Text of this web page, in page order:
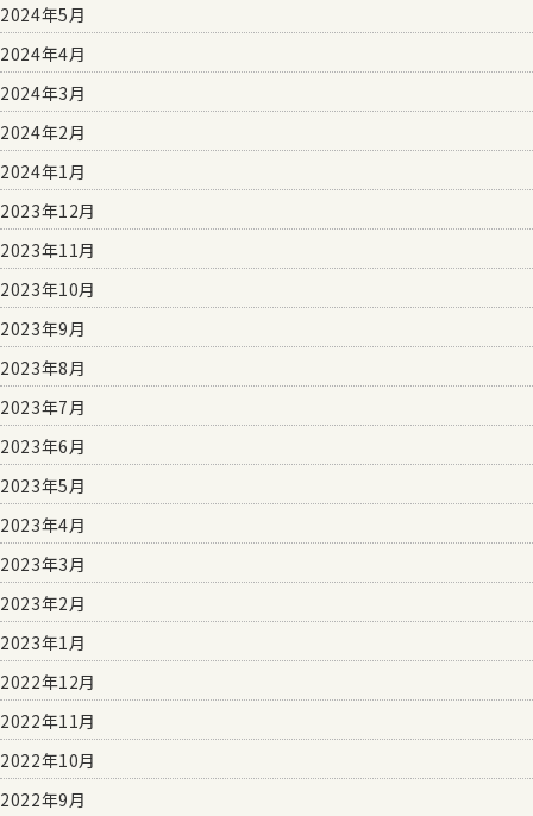
2024年5月
2024年4月
2024年3月
2024年2月
2024年1月
2023年12月
2023年11月
2023年10月
2023年9月
2023年8月
2023年7月
2023年6月
2023年5月
2023年4月
2023年3月
2023年2月
2023年1月
2022年12月
2022年11月
2022年10月
2022年9月